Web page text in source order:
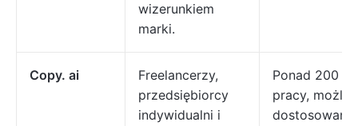
wizerunkiem
marki.
Copy. ai
Freelancerzy,
przedsiębiorcy
indywidualni i
Ponad 200
pracy,
dostosowania